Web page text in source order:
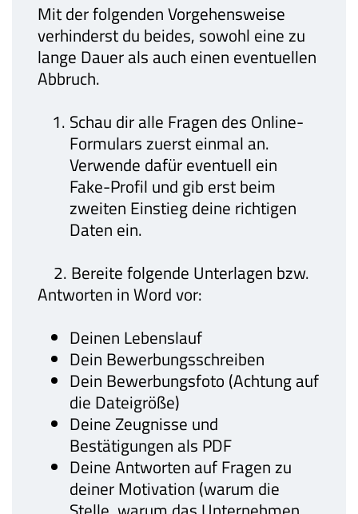
Mit der folgenden Vorgehensweise
verhinderst du beides, sowohl eine zu
lange Dauer als auch einen eventuellen
Abbruch.
Schau dir alle Fragen des Online-
Formulars zuerst einmal an.
Verwende dafür eventuell ein
Fake-Profil und gib erst beim
zweiten Einstieg deine richtigen
Daten ein.
2. Bereite folgende Unterlagen bzw.
Antworten in Word vor:
Deinen Lebenslauf
Dein Bewerbungsschreiben
Dein Bewerbungsfoto (Achtung auf
die Dateigröße)
Deine Zeugnisse und
Bestätigungen als PDF
Deine Antworten auf Fragen zu
deiner Motivation (warum die